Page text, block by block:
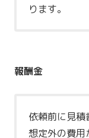
ります。
報酬金
依頼前に見積
想定外の費用